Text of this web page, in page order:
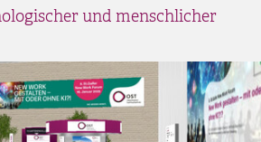
und menschlicher